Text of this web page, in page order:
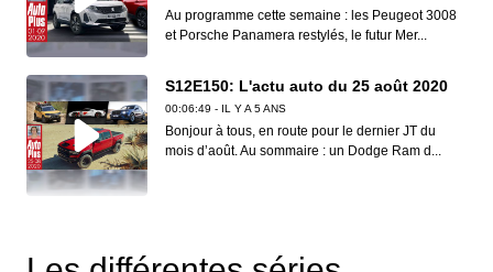
Au programme cette semaine : les Peugeot 3008
et Porsche Panamera restylés, le futur Mer...
S12E150: L'actu auto du 25 août 2020
00:06:49 - IL Y A 5 ANS
Bonjour à tous, en route pour le dernier JT du
mois d’août. Au sommaire : un Dodge Ram d...